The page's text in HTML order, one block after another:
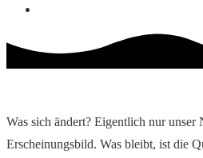
Was sich ändert? Eigentlich nur unser
Erscheinungsbild. Was bleibt, ist die